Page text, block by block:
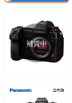
補貨中